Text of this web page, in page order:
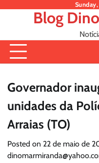
Blog
Governador
unidades da
Arraias (TO)
Posted on 22 de maio de